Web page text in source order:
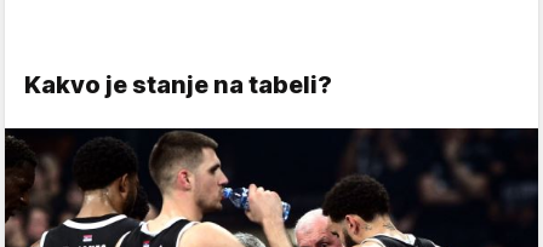
Kakvo je stanje na tabeli?